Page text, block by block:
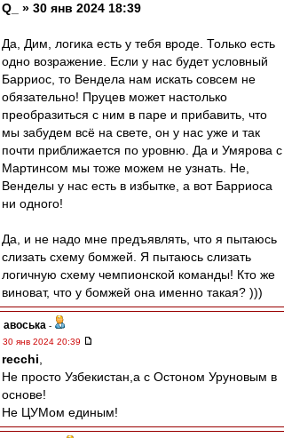
Q_ » 30 янв 2024 18:39
Да, Дим, логика есть у тебя вроде. Только есть
одно возражение. Если у нас будет условный
Барриос, то Вендела нам искать совсем не
обязательно! Пруцев может настолько
преобразиться с ним в паре и прибавить, что
мы забудем всё на свете, он у нас уже и так
почти приближается по уровню. Да и Умярова с
Мартинсом мы тоже можем не узнать. Не,
Венделы у нас есть в избытке, а вот Барриоса
ни одного!
Да, и не надо мне предъявлять, что я пытаюсь
слизать схему бомжей. Я пытаюсь слизать
логичную схему чемпионской команды! Кто же
виноват, что у бомжей она именно такая? )))
авоська -
30 янв 2024 20:39
recchi
Не просто Узбекистан,а с Остоном Уруновым в
основе!
Не ЦУМом единым!